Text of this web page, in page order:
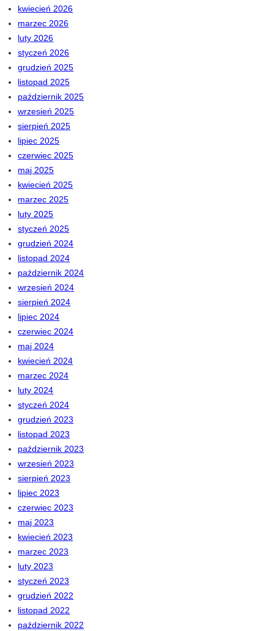
kwiecień 2026
marzec 2026
luty 2026
styczeń 2026
grudzień 2025
listopad 2025
październik 2025
wrzesień 2025
sierpień 2025
lipiec 2025
czerwiec 2025
maj 2025
kwiecień 2025
marzec 2025
luty 2025
styczeń 2025
grudzień 2024
listopad 2024
październik 2024
wrzesień 2024
sierpień 2024
lipiec 2024
czerwiec 2024
maj 2024
kwiecień 2024
marzec 2024
luty 2024
styczeń 2024
grudzień 2023
listopad 2023
październik 2023
wrzesień 2023
sierpień 2023
lipiec 2023
czerwiec 2023
maj 2023
kwiecień 2023
marzec 2023
luty 2023
styczeń 2023
grudzień 2022
listopad 2022
październik 2022